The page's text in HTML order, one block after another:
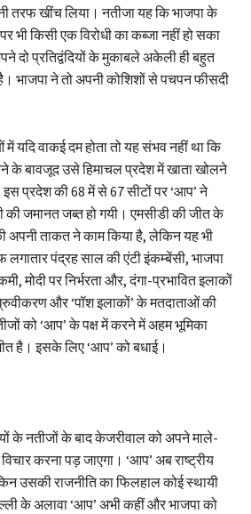
तरफ खींच लिया। नतीजा यह कि भाजपा के
भी किसी एक विरोधी का कब्जा नहीं हो सका
दो प्रतिद्वंदियों के मुकाबले अकेली ही बहुत
भाजपा ने तो अपनी कोशिशों से पचपन फीसदी
यदि वाकई दम होता तो यह संभव नहीं था कि
के बावजूद उसे हिमाचल प्रदेश में खाता खोलने
प्रदेश की 68 में से 67 सीटों पर ‘आप’ ने
की जमानत जब्त हो गयी। एमसीडी की जीत के
अपनी ताकत ने काम किया है, लेकिन यह भी
पंद्रह साल की एंटी इंकम्बेंसी, भाजपा
मोदी पर निर्भरता और, दंगा-प्रभावित इलाकों
और ‘पॉश इलाकों’ के मतदाताओं की
को ‘आप’ के पक्ष में करने में अहम भूमिका
है। इसके लिए ‘आप’ को बधाई।
के नतीजों के बाद केजरीवाल को अपने माले-
विचार करना पड़ जाएगा। ‘आप’ अब राष्ट्रीय
उसकी राजनीति का फिलहाल कोई स्थायी
के अलावा ‘आप’ अभी कहीं और भाजपा को